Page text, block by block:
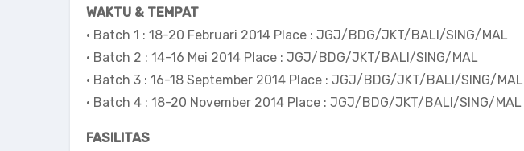
WAKTU & TEMPAT
• Batch 1 : 18-20 Februari 2014 Place : JGJ/BDG/JKT/BALI/SING/MAL
• Batch 2 : 14-16 Mei 2014 Place : JGJ/BDG/JKT/BALI/SING/MAL
• Batch 3 : 16-18 September 2014 Place : JGJ/BDG/JKT/BALI/SING/MAL
• Batch 4 : 18-20 November 2014 Place : JGJ/BDG/JKT/BALI/SING/MAL
FASILITAS